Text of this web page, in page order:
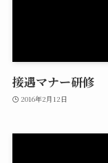
接遇マナー研修
2016年2月12日